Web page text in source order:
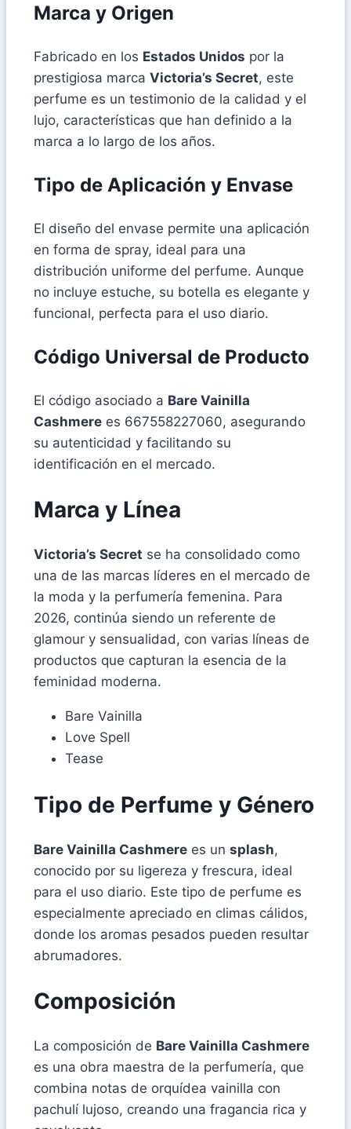
Marca y Origen
Fabricado en los Estados Unidos por la
prestigiosa marca Victoria’s Secret, este
perfume es un testimonio de la calidad y el
lujo, características que han definido a la
marca a lo largo de los años.
Tipo de Aplicación y Envase
El diseño del envase permite una aplicación
en forma de spray, ideal para una
distribución uniforme del perfume. Aunque
no incluye estuche, su botella es elegante y
funcional, perfecta para el uso diario.
Código Universal de Producto
El código asociado a Bare Vainilla
Cashmere es 667558227060, asegurando
su autenticidad y facilitando su
identificación en el mercado.
Marca y Línea
Victoria’s Secret se ha consolidado como
una de las marcas líderes en el mercado de
la moda y la perfumería femenina. Para
2026, continúa siendo un referente de
glamour y sensualidad, con varias líneas de
productos que capturan la esencia de la
feminidad moderna.
Bare Vainilla
Love Spell
Tease
Tipo de Perfume y Género
Bare Vainilla Cashmere es un splash,
conocido por su ligereza y frescura, ideal
para el uso diario. Este tipo de perfume es
especialmente apreciado en climas cálidos,
donde los aromas pesados pueden resultar
abrumadores.
Composición
La composición de Bare Vainilla Cashmere
es una obra maestra de la perfumería, que
combina notas de orquídea vainilla con
pachulí lujoso, creando una fragancia rica y